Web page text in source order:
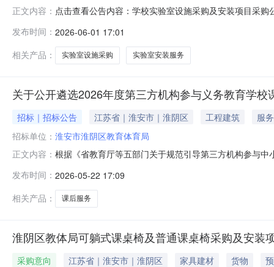
正文内容： 点击查看公告内容：学校实验室设施采购及安装项目采购
发布时间： 2026-06-01 17:01
相关产品：
实验室设施采购 实验室安装服务
关于公开遴选2026年度第三方机构参与义务教育学校
招标｜招标公告 江苏省｜淮安市｜淮阴区 工程建筑
服务
招标单位： 淮安市淮阴区教育体育局
正文内容： 根据《省教育厅等五部门关于规范引导第三方机构参与
府部门参与举办、面向青少年提供公共服务的教育机构
管与服务综合平台”（以下简称“全国平
发布时间： 2026-05-22 17:09
相关产品：
课后服务
淮阴区教体局可躺式课桌椅及普通课桌椅采购及安装
采购意向 江苏省｜淮安市｜淮阴区 家具建材 货物